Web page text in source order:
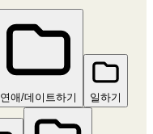
연애/데이트하기 일하기